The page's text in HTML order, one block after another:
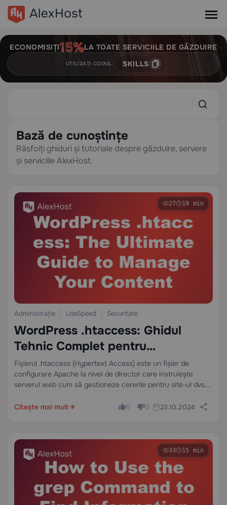
ECONOMISIȚI LA TOATE SERVICIILE DE GĂZDUIRE
UTILIZAȚI CODUL: SKILLS
Bază de cunoștințe
Răsfoiți ghiduri și tutoriale despre găzduire, servere
și serviciile AlexHost.
27 19 min
Administrație LiteSpeed Securitate
WordPress .htaccess: Ghidul
Tehnic Complet pentru
Performanță, Securitate și SEO
Fișierul .htaccess (Hypertext Access) este un fișier de
configurare Apache la nivel de director care instruiește
serverul web cum să gestioneze cererile pentru site-ul dvs.
httpd.conf. Fiecare directivă plasată în .htaccess…
Citește mai mult 0 0 23.10.2024
33 15 min